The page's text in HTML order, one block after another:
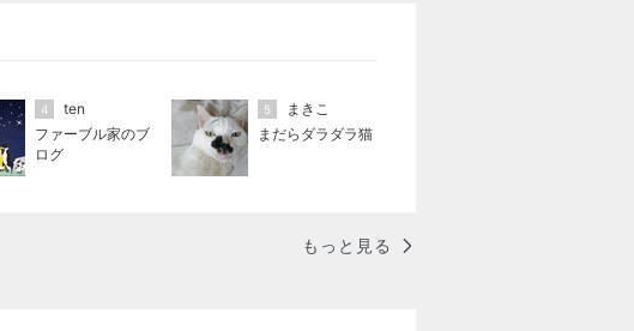
4
ten
ファーブル家のブ
ログ
5
まきこ
まだらダラダラ猫
もっと見る